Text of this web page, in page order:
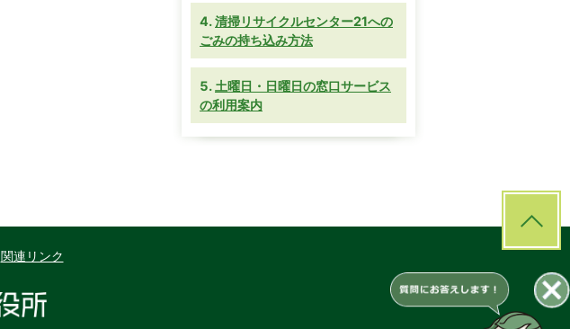
清掃リサイクルセンター21への
ごみの持ち込み方法
土曜日・日曜日の窓口サービス
の利用案内
関連リンク